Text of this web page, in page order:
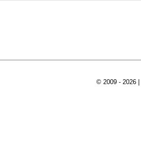
© 2009 - 2026